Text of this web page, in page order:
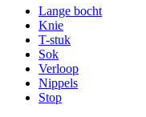
Lange bocht
Knie
T-stuk
Sok
Verloop
Nippels
Stop